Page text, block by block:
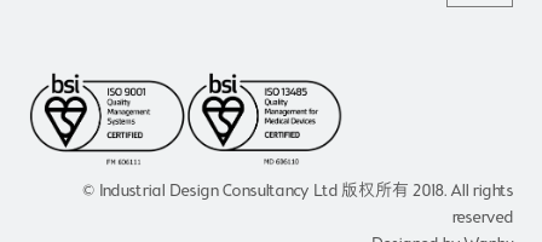
© Industrial Design Consultancy Ltd 版权所有 2018. All rights
reserved